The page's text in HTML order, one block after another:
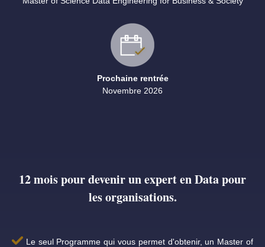
Prochaine rentrée
Novembre 2026
12 mois pour devenir un expert en Data pour
les organisations.
Le seul Programme qui vous permet d'obtenir, un Master of